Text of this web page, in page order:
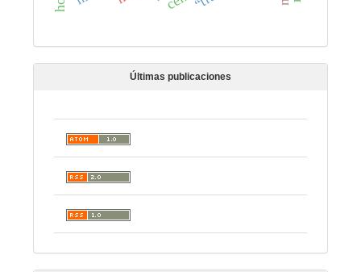
Últimas publicaciones